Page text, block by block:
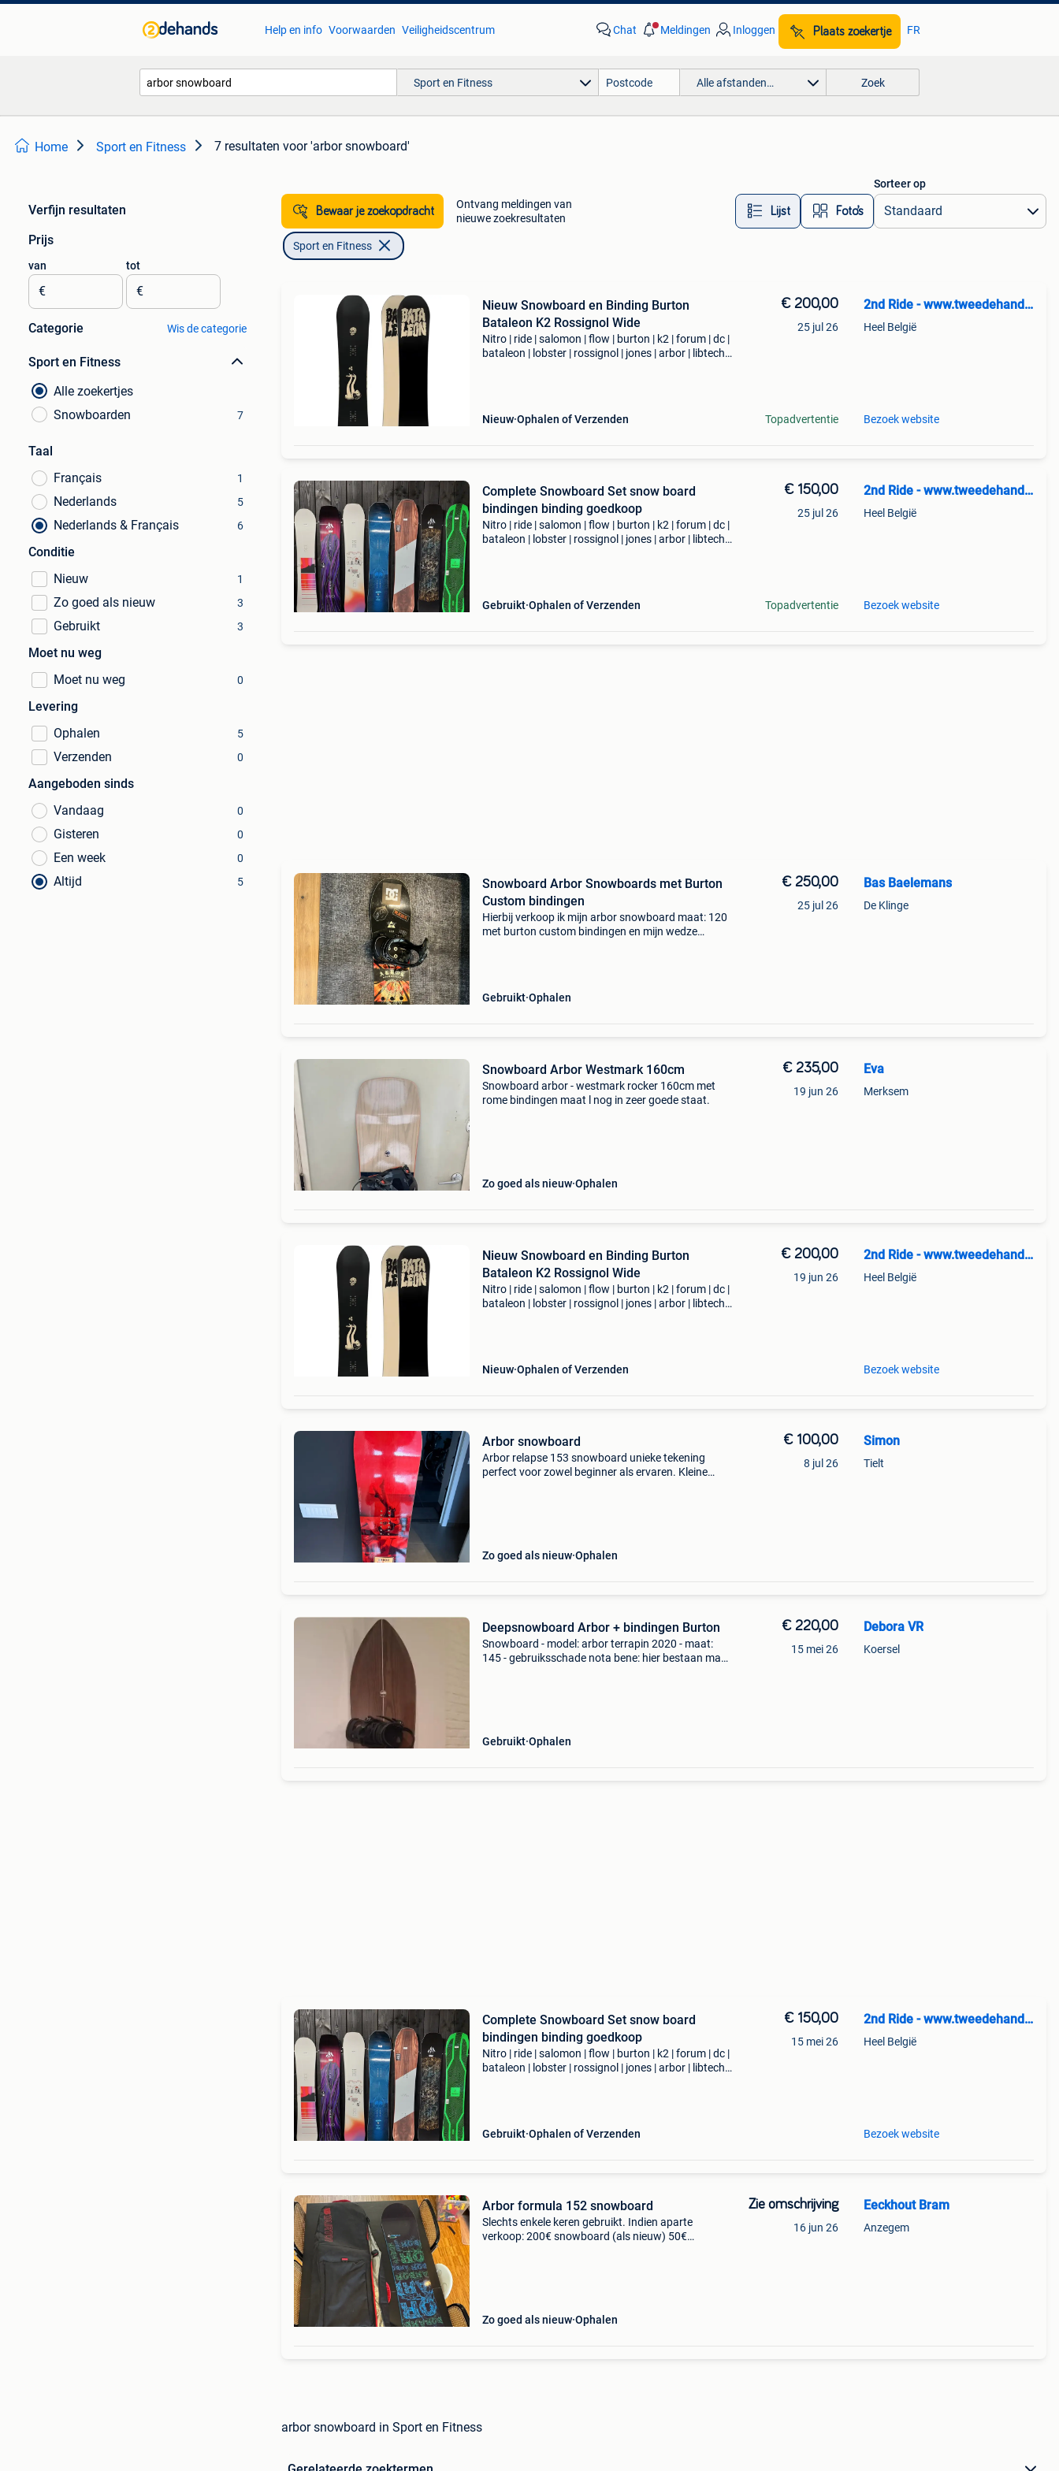
Help en info Voorwaarden Veiligheidscentrum Chat Meldingen Inloggen Plaats zoekertje FR
Sport en Fitness Alle afstanden… Zoek
Home Sport en Fitness 7 resultaten voor 'arbor snowboard'
Verfijn resultaten
Prijs
van
€
tot
€
Categorie Wis de categorie
Sport en Fitness
Alle zoekertjes
Snowboarden
7
Taal
Français
1
Nederlands 5
Nederlands & Français 6
Conditie
Nieuw
1
Zo goed als nieuw 3
Gebruikt 3
Moet nu weg
Moet nu weg
0
Levering
Ophalen
5
Verzenden 0
Aangeboden sinds
Vandaag
0
Gisteren 0
Een week 0
Altijd 5
Bewaar je zoekopdracht
Ontvang meldingen van
nieuwe zoekresultaten
Lijst Foto’s
Sorteer op
Sport en Fitness
Nieuw Snowboard en Binding Burton
Bataleon K2 Rossignol Wide
Nitro | ride | salomon | flow | burton | k2 | forum | dc |
bataleon | lobster | rossignol | jones | arbor | libtech |
Nieuw Ophalen of Verzenden
€ 200,00
25 jul 26
Topadvertentie
2nd Ride - www.tweedehandssnowboards.nl
Heel België
Bezoek website
Complete Snowboard Set snow board
bindingen binding goedkoop
Nitro | ride | salomon | flow | burton | k2 | forum | dc |
bataleon | lobster | rossignol | jones | arbor | libtech |
Gebruikt Ophalen of Verzenden
€ 150,00
25 jul 26
Topadvertentie
2nd Ride - www.tweedehandssnowboards.nl
Heel België
Bezoek website
Snowboard Arbor Snowboards met Burton
Custom bindingen
Hierbij verkoop ik mijn arbor snowboard maat: 120
met burton custom bindingen en mijn wedze
Gebruikt Ophalen
€ 250,00
25 jul 26
Bas Baelemans
De Klinge
Snowboard Arbor Westmark 160cm
Snowboard arbor - westmark rocker 160cm met
rome bindingen maat l nog in zeer goede staat.
Zo goed als nieuw Ophalen
€ 235,00
19 jun 26
Eva
Merksem
Nieuw Snowboard en Binding Burton
Bataleon K2 Rossignol Wide
Nitro | ride | salomon | flow | burton | k2 | forum | dc |
bataleon | lobster | rossignol | jones | arbor | libtech |
Nieuw Ophalen of Verzenden
€ 200,00
19 jun 26
2nd Ride - www.tweedehandssnowboards.nl
Heel België
Bezoek website
Arbor snowboard
Arbor relapse 153 snowboard unieke tekening
perfect voor zowel beginner als ervaren. Kleine
Zo goed als nieuw Ophalen
€ 100,00
8 jul 26
Simon
Tielt
Deepsnowboard Arbor + bindingen Burton
Snowboard - model: arbor terrapin 2020 - maat:
145 - gebruiksschade nota bene: hier bestaan maar
Gebruikt Ophalen
€ 220,00
15 mei 26
Debora VR
Koersel
Complete Snowboard Set snow board
bindingen binding goedkoop
Nitro | ride | salomon | flow | burton | k2 | forum | dc |
bataleon | lobster | rossignol | jones | arbor | libtech |
Gebruikt Ophalen of Verzenden
€ 150,00
15 mei 26
2nd Ride - www.tweedehandssnowboards.nl
Heel België
Bezoek website
Arbor formula 152 snowboard
Slechts enkele keren gebruikt. Indien aparte
verkoop: 200€ snowboard (als nieuw) 50€
Zo goed als nieuw Ophalen
Zie omschrijving
16 jun 26
Eeckhout Bram
Anzegem
arbor snowboard in Sport en Fitness